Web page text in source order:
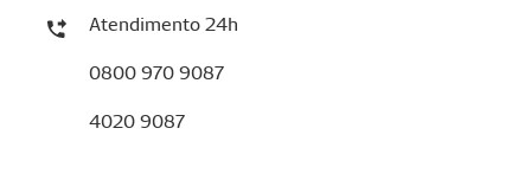
Atendimento 24h
0800 970 9087
4020 9087